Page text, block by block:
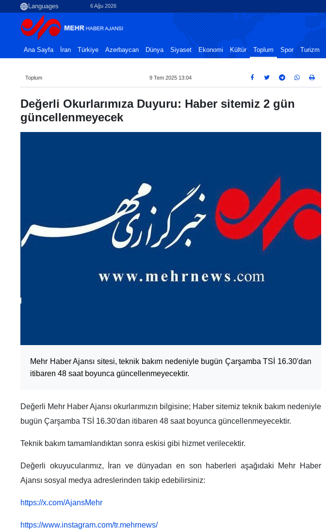
6 Ağu 2026
Ana Sayfa İran Türkiye Azerbaycan Dünya Siyaset Ekonomi Kültür Toplum Spor Turizm
Toplum 9 Tem 2025 13:04
Değerli Okurlarımıza Duyuru: Haber sitemiz 2 gün
güncellenmeyecek
Mehr Haber Ajansı sitesi, teknik bakım nedeniyle bugün Çarşamba TSİ 16.30'dan
itibaren 48 saat boyunca güncellenmeyecektir.
Değerli Mehr Haber Ajansı okurlarımızın bilgisine; Haber sitemiz teknik bakım nedeniyle
bugün Çarşamba TSİ 16.30'dan itibaren 48 saat boyunca güncellenmeyecektir.
Teknik bakım tamamlandıktan sonra eskisi gibi hizmet verilecektir.
Değerli okuyucularımız, İran ve dünyadan en son haberleri aşağıdaki Mehr Haber
Ajansı sosyal medya adreslerinden takip edebilirsiniz:
https://x.com/AjansMehr
https://www.instagram.com/tr.mehrnews/